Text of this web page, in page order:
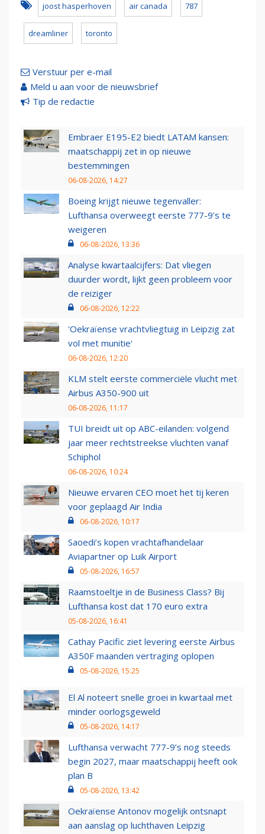
joost hasperhoven air canada 787
dreamliner toronto
Verstuur per e-mail
Meld u aan voor de nieuwsbrief
Tip de redactie
Embraer E195-E2 biedt LATAM kansen:
maatschappij zet in op nieuwe
bestemmingen
06-08-2026, 14:27
Boeing krijgt nieuwe tegenvaller:
Lufthansa overweegt eerste 777-9’s te
weigeren
06-08-2026, 13:36
Analyse kwartaalcijfers: Dat vliegen
duurder wordt, lijkt geen probleem voor
de reiziger
06-08-2026, 12:22
'Oekraïense vrachtvliegtuig in Leipzig zat
vol met munitie'
06-08-2026, 12:20
KLM stelt eerste commerciële vlucht met
Airbus A350-900 uit
06-08-2026, 11:17
TUI breidt uit op ABC-eilanden: volgend
jaar meer rechtstreekse vluchten vanaf
Schiphol
06-08-2026, 10:24
Nieuwe ervaren CEO moet het tij keren
voor geplaagd Air India
06-08-2026, 10:17
Saoedi’s kopen vrachtafhandelaar
Aviapartner op Luik Airport
05-08-2026, 16:57
Raamstoeltje in de Business Class? Bij
Lufthansa kost dat 170 euro extra
05-08-2026, 16:41
Cathay Pacific ziet levering eerste Airbus
A350F maanden vertraging oplopen
05-08-2026, 15:25
El Al noteert snelle groei in kwartaal met
minder oorlogsgeweld
05-08-2026, 14:17
Lufthansa verwacht 777-9’s nog steeds
begin 2027, maar maatschappij heeft ook
plan B
05-08-2026, 13:42
Oekraïense Antonov mogelijk ontsnapt
aan aanslag op luchthaven Leipzig